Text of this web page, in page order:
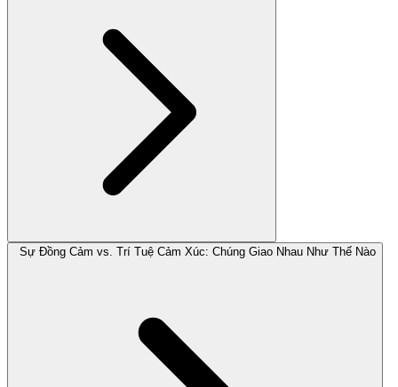
Sự Đồng Cảm vs. Trí Tuệ Cảm Xúc: Chúng Giao Nhau Như Thế Nào